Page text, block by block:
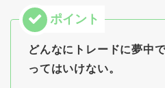
どんなにトレードに夢中
ってはいけない。